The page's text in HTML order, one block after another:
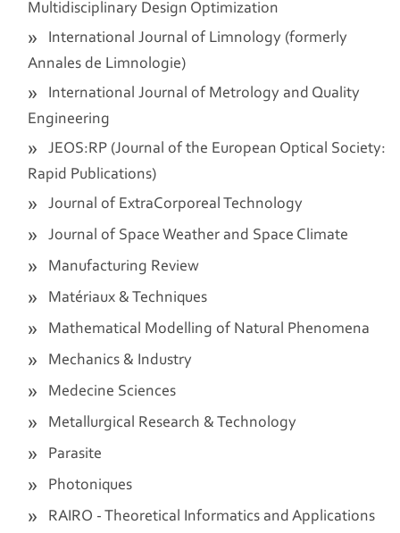
Multidisciplinary Design Optimization
International Journal of Limnology (formerly
Annales de Limnologie)
International Journal of Metrology and Quality
Engineering
JEOS:RP (Journal of the European Optical Society:
Rapid Publications)
Journal of ExtraCorporeal Technology
Journal of Space Weather and Space Climate
Manufacturing Review
Matériaux & Techniques
Mathematical Modelling of Natural Phenomena
Mechanics & Industry
Medecine Sciences
Metallurgical Research & Technology
Parasite
Photoniques
RAIRO - Theoretical Informatics and Applications